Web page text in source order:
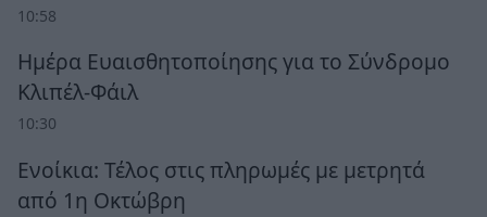
10:58
Ημέρα Ευαισθητοποίησης για το Σύνδρομο
Κλιπέλ-Φάιλ
10:30
Ενοίκια: Τέλος στις πληρωμές με μετρητά
από 1η Οκτώβρη